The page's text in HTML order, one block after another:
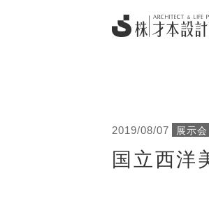
2019/08/07 展示会
国立西